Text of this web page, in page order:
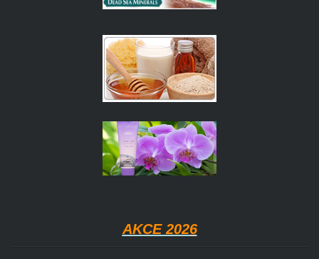
AKCE 2026